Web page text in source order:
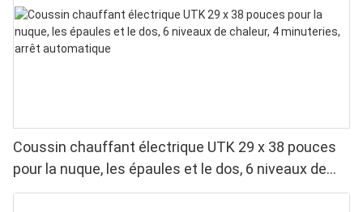
Coussin chauffant électrique UTK 29 x 38 pouces
pour la nuque, les épaules et le dos, 6 niveaux de
chaleur, 4 minuteries, arrêt automatique